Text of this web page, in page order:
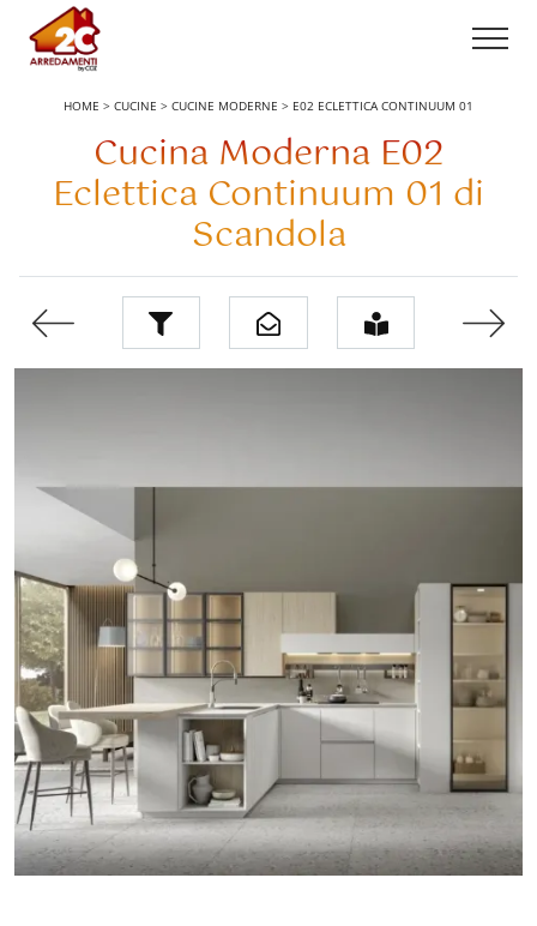
HOME > CUCINE > CUCINE MODERNE > E02 ECLETTICA CONTINUUM 01
Cucina Moderna E02
Eclettica Continuum 01 di
Scandola